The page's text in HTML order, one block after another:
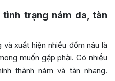
trạng nám da, tàn
xuất hiện nhiều đốm nâu là
muốn gặp phải. Có nhiều
thành nám và tàn nhang.